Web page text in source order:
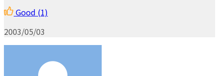
Good (1)
2003/05/03